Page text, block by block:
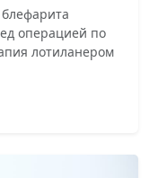
операцией по
лотиланером